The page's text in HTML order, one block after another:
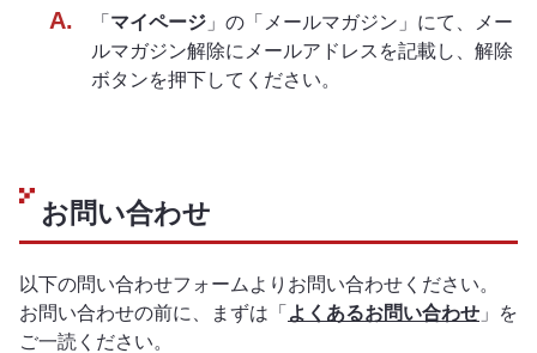
「 マイページ 」の「メールマガジン」にて、メー
ルマガジン解除にメールアドレスを記載し、解除
ボタンを押下してください。
お問い合わせ
以下の問い合わせフォームよりお問い合わせください。
お問い合わせの前に、まずは「 よくあるお問い合わせ 」を
ご一読ください。